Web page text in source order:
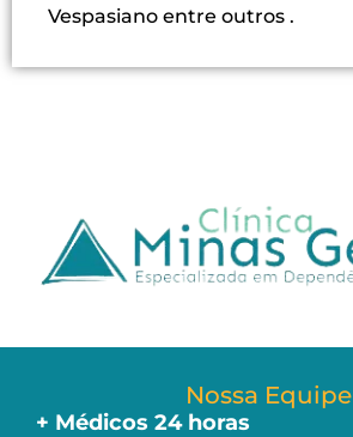
Vespasiano entre outros .
Nossa Equipe
+ Médicos 24 horas